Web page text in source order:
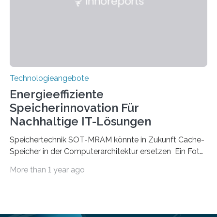
Technologieangebote
Energieeffiziente
Speicherinnovation Für
Nachhaltige IT-Lösungen
Speichertechnik SOT-MRAM könnte in Zukunft Cache-
Speicher in der Computerarchitektur ersetzen Ein Foto,
Hochgeladene Medien landen in riesigen Cloud-
More than 1 year ago